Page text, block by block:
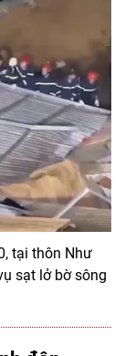
tại thôn Như
sạt lở bờ sông